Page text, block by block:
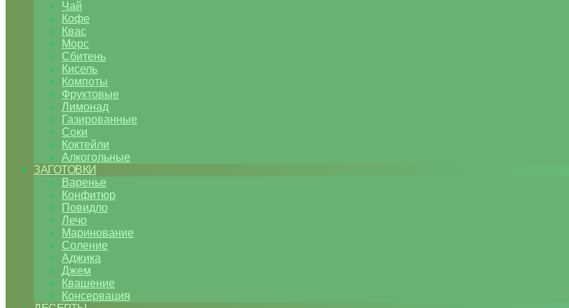
Чай
Кофе
Квас
Морс
Сбитень
Кисель
Компоты
Фруктовые
Лимонад
Газированные
Соки
Коктейли
Алкогольные
ЗАГОТОВКИ
Варенье
Конфитюр
Повидло
Лечо
Маринование
Соление
Аджика
Джем
Квашение
Консервация